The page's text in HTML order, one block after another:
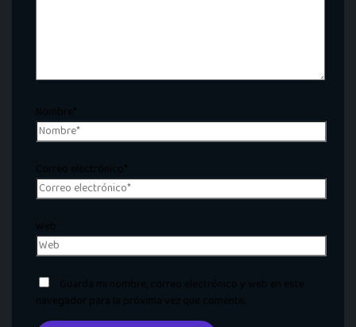
Nombre*
Correo electrónico*
Web
Guarda mi nombre, correo electrónico y web en este
navegador para la próxima vez que comente.